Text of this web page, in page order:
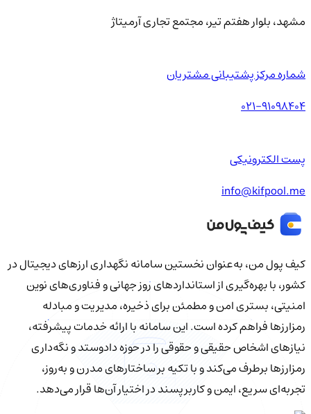
مشهد، بلوار هفتم تیر، مجتمع تجاری آرمیتاژ
شماره مرکز پشتیبانی مشتریان
021-91098404
پست الکترونیکی
info@kifpool.me
کیف‌ پول من، به‌عنوان نخستین سامانه نگهداری ارزهای دیجیتال در
کشور، با بهره‌گیری از استانداردهای روز جهانی و فناوری‌های نوین
امنیتی، بستری امن و مطمئن برای ذخیره، مدیریت و مبادله
رمزارزها فراهم کرده است. این سامانه با ارائه خدمات پیشرفته،
نیازهای اشخاص حقیقی و حقوقی را در حوزه دادوستد و نگه‌داری
رمزارزها برطرف می‌کند و با تکیه بر ساختارهای مدرن و به‌روز،
تجربه‌ای سریع، ایمن و کاربرپسند در اختیار آن‌ها قرار می‌دهد.